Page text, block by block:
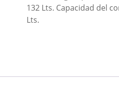
132 Lts. Capacidad del
Lts.